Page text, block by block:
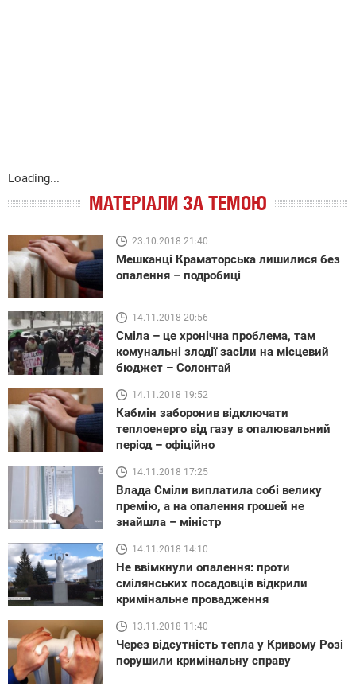
Loading...
МАТЕРІАЛИ ЗА ТЕМОЮ
23.10.2018 21:40
Мешканці Краматорська лишилися без
опалення – подробиці
14.11.2018 20:56
Сміла – це хронічна проблема, там
комунальні злодії засіли на місцевий
бюджет – Солонтай
14.11.2018 19:52
Кабмін заборонив відключати
теплоенерго від газу в опалювальний
період – офіційно
14.11.2018 17:25
Влада Сміли виплатила собі велику
премію, а на опалення грошей не
знайшла – міністр
14.11.2018 14:10
Не ввімкнули опалення: проти
смілянських посадовців відкрили
кримінальне провадження
13.11.2018 11:40
Через відсутність тепла у Кривому Розі
порушили кримінальну справу